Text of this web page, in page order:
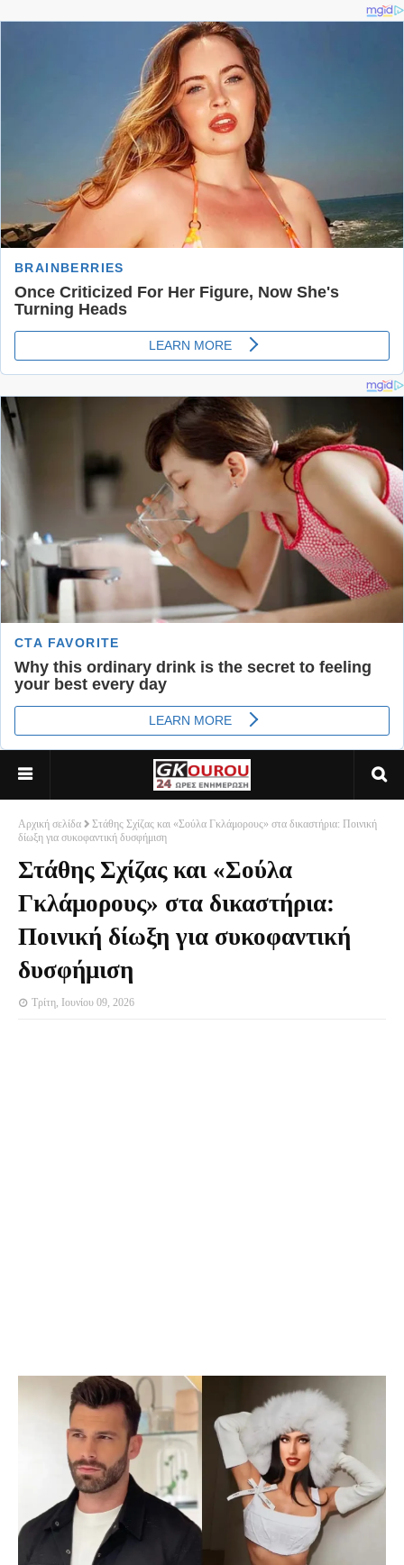
Αρχική σελίδα
Στάθης Σχίζας και «Σούλα Γκλάμορους» στα δικαστήρια: Ποινική
δίωξη για συκοφαντική δυσφήμιση
Στάθης Σχίζας και «Σούλα
Γκλάμορους» στα δικαστήρια:
Ποινική δίωξη για συκοφαντική
δυσφήμιση
Τρίτη, Ιουνίου 09, 2026